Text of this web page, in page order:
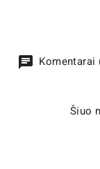
Komentarai
Šiuo